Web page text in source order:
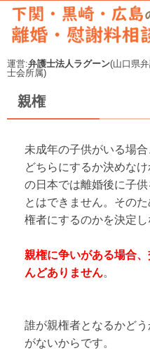
運営:弁護士法人ラグーン(山口県
士会所属)
親権
未成年の子供がいる場
どちらにするか決めな
の日本では離婚後に子
とはできません。その
権者にするのかを決定し
親権に争いがある場合
んどありません。
誰が親権者となるかど
がないからです。